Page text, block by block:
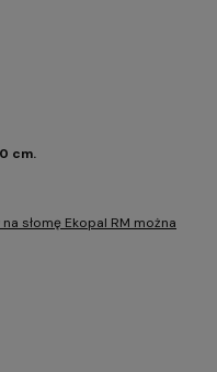
cm.
słomę Ekopal RM można